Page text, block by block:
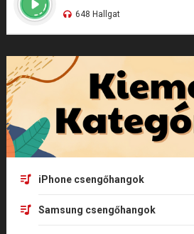
648 Hallgat
iPhone csengőhangok
Samsung csengőhangok